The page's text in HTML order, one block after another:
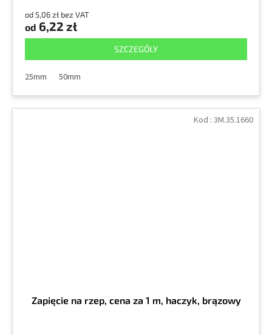
od 5,06 zł bez VAT
od 6,22 zł
SZCZEGÓŁY
25mm 50mm
Zapięcie na rzep, cena za 1 m, haczyk, brązowy
Kod : 3M.35.1660